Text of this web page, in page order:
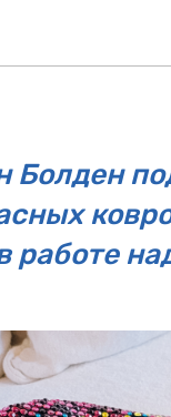
Болден
работе